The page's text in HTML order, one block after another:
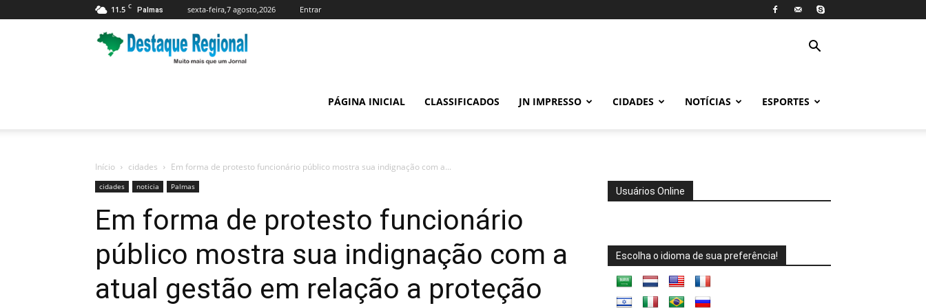
11.5 C Palmas sexta-feira,7 agosto,2026 Entrar
PÁGINA INICIAL CLASSIFICADOS JN IMPRESSO CIDADES NOTÍCIAS ESPORTES
Início cidades Em forma de protesto funcionário público mostra sua indignação com a...
cidades noticia Palmas
Em forma de protesto funcionário
público mostra sua indignação com a
atual gestão em relação a proteção
Usuários Online
Escolha o idioma de sua preferência!